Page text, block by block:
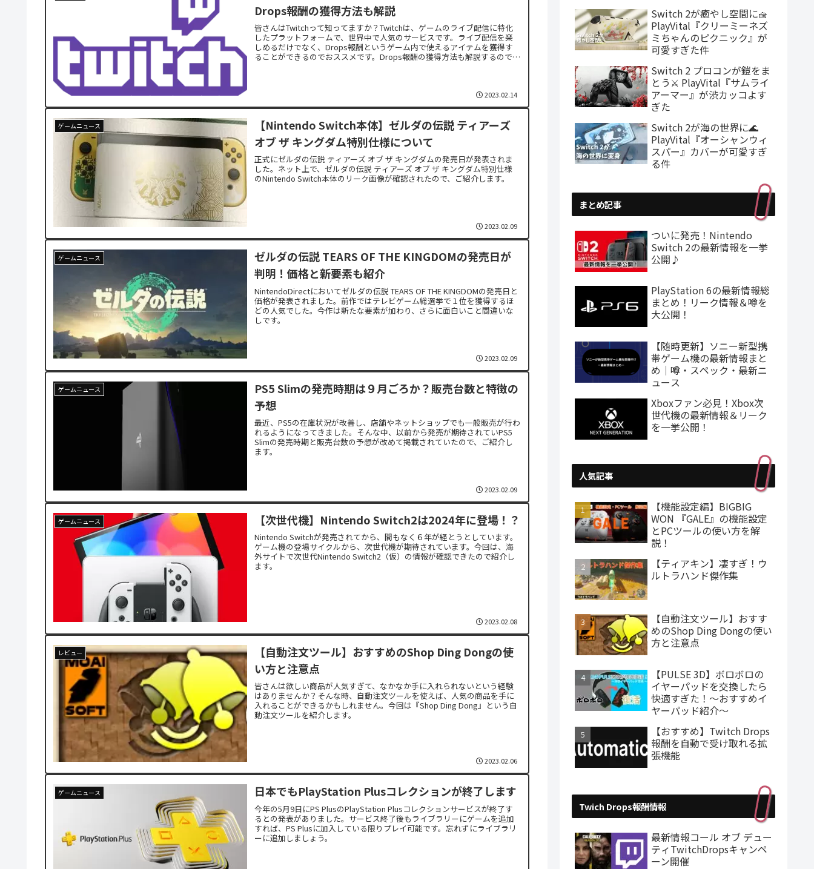
Drops報酬の獲得方法も解説
皆さんはTwitchって知ってますか？Twitchは、ゲームのライブ配信に特化
したプラットフォームで、世界中で人気のサービスです。ライブ配信を楽
しめるだけでなく、Drops報酬というゲーム内で使えるアイテムを獲得す
ることができるのでおススメです。Drops報酬の獲得方法も解説するので、
2023.02.14
ゲームニュース
【Nintendo Switch本体】ゼルダの伝説 ティアーズ
オブ ザ キングダム特別仕様について
正式にゼルダの伝説 ティアーズ オブ ザ キングダムの発売日が発表されま
した。ネット上で、ゼルダの伝説 ティアーズ オブ ザ キングダム特別仕様
のNintendo Switch本体のリーク画像が確認されたので、ご紹介します。
2023.02.09
ゲームニュース
ゼルダの伝説 TEARS OF THE KINGDOMの発売日が
判明！価格と新要素も紹介
NintendoDirectにおいてゼルダの伝説 TEARS OF THE KINGDOMの発売日と
価格が発表されました。前作ではテレビゲーム総選挙で１位を獲得するほ
どの人気でした。今作は新たな要素が加わり、さらに面白いこと間違いな
しです。
2023.02.09
ゲームニュース
PS5 Slimの発売時期は９月ごろか？販売台数と特徴の
予想
最近、PS5の在庫状況が改善し、店舗やネットショップでも一般販売が行わ
れるようになってきました。そんな中、以前から発売が期待されていPS5
Slimの発売時期と販売台数の予想が改めて掲載されていたので、ご紹介し
ます。
2023.02.09
ゲームニュース 【次世代機】Nintendo Switch2は2024年に登場！？
Nintendo Switchが発売されてから、間もなく６年が経とうとしています。
ゲーム機の登場サイクルから、次世代機が期待されています。今回は、海
外サイトで次世代Nintendo Switch2（仮）の情報が確認できたので紹介し
ます。
2023.02.08
レビュー
【自動注文ツール】おすすめのShop Ding Dongの使
い方と注意点
皆さんは欲しい商品が人気すぎて、なかなか手に入れられないという経験
はありませんか？そんな時、自動注文ツールを使えば、人気の商品を手に
入れることができるかもしれません。今回は『Shop Ding Dong』という自
動注文ツールを紹介します。
2023.02.06
ゲームニュース 日本でもPlayStation Plusコレクションが終了します
今年の5月9日にPS PlusのPlayStation Plusコレクションサービスが終了す
るとの発表がありました。サービス終了後もライブラリーにゲームを追加
すれば、PS Plusに加入している限りプレイ可能です。忘れずにライブラリ
ーに追加しましょう。
Switch 2が癒やし空間に🧺
PlayVital『クリーミーネズ
ミちゃんのピクニック』が
可愛すぎた件
Switch 2 プロコンが鎧をま
とう⚔️ PlayVital『サムライ
アーマー』が渋カッコよす
ぎた
Switch 2が海の世界に🌊
PlayVital『オーシャンウィ
スパー』カバーが可愛すぎ
る件
まとめ記事
ついに発売！Nintendo
Switch 2の最新情報を一挙
公開♪
PlayStation 6の最新情報総
まとめ！リーク情報＆噂を
大公開！
【随時更新】ソニー新型携
帯ゲーム機の最新情報まと
め｜噂・スペック・最新ニ
ュース
Xboxファン必見！Xbox次
世代機の最新情報＆リーク
を一挙公開！
人気記事
【機能設定編】BIGBIG
WON 『GALE』の機能設定
とPCツールの使い方を解
説！
【ティアキン】凄すぎ！ウ
ルトラハンド傑作集
【自動注文ツール】おすす
めのShop Ding Dongの使い
方と注意点
【PULSE 3D】ボロボロの
イヤーパッドを交換したら
快適すぎた！～おすすめイ
ヤーパッド紹介～
【おすすめ】Twitch Drops
報酬を自動で受け取れる拡
張機能
Twich Drops報酬情報
最新情報コール オブ デュー
ティTwitchDropsキャンペ
ーン開催